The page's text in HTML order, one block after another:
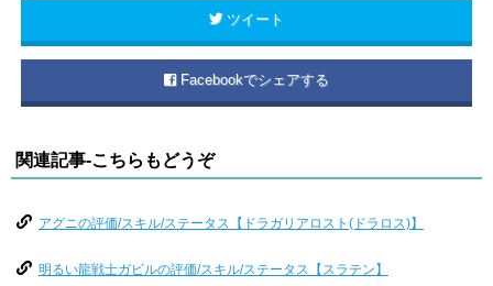
ツイート
Facebookでシェアする
関連記事-こちらもどうぞ
アグニの評価/スキル/ステータス【ドラガリアロスト(ドラロス)】
明るい龍戦士ガビルの評価/スキル/ステータス【スラテン】